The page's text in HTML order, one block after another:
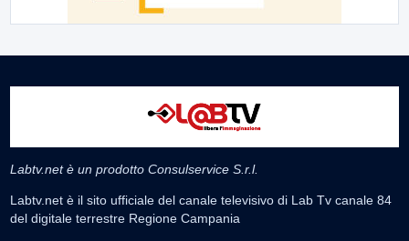
Labtv.net è un prodotto Consulservice S.r.l.
Labtv.net è il sito ufficiale del canale televisivo di Lab Tv canale 84
del digitale terrestre Regione Campania